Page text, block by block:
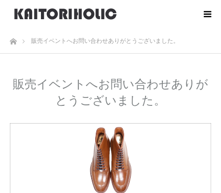
ホーム販売イベントへお問い合わせありがとうございました。
販売イベントへお問い合わせありが
とうございました。